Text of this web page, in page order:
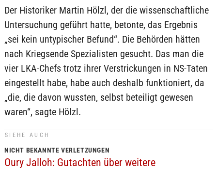
Der Historiker Martin Hölzl, der die wissenschaftliche
Untersuchung geführt hatte, betonte, das Ergebnis
„sei kein untypischer Befund“. Die Behörden hätten
nach Kriegsende Spezialisten gesucht. Das man die
vier LKA-Chefs trotz ihrer Verstrickungen in NS-Taten
eingestellt habe, habe auch deshalb funktioniert, da
„die, die davon wussten, selbst beteiligt gewesen
waren“, sagte Hölzl.
SIEHE AUCH
NICHT BEKANNTE VERLETZUNGEN
Oury Jalloh: Gutachten über weitere